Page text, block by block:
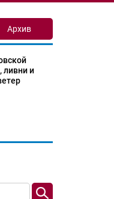
Архив
ливни и